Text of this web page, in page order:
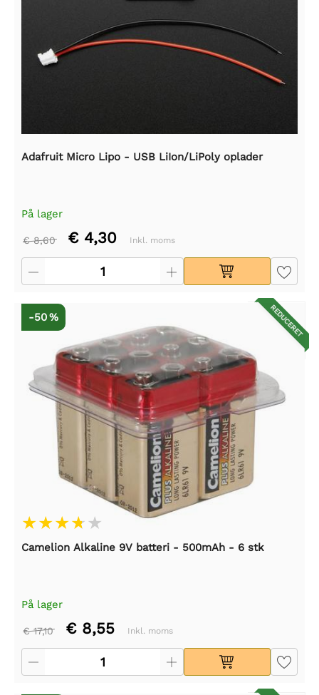
Adafruit Micro Lipo - USB LiIon/LiPoly oplader
På lager
€ 8,60 € 4,30 Inkl. moms
REDUCERET
-50 %
Camelion Alkaline 9V batteri - 500mAh - 6 stk
På lager
€ 17,10 € 8,55 Inkl. moms